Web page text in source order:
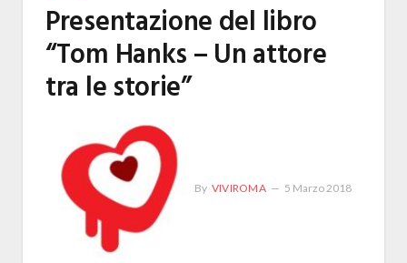
Presentazione del libro
“Tom Hanks – Un attore
tra le storie”
By VIVIROMA 5 Marzo 2018